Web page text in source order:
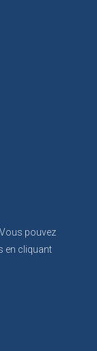
pouvez
en cliquant